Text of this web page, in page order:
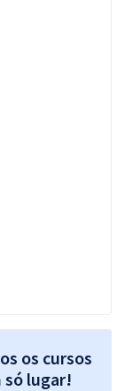
os cursos
só lugar!